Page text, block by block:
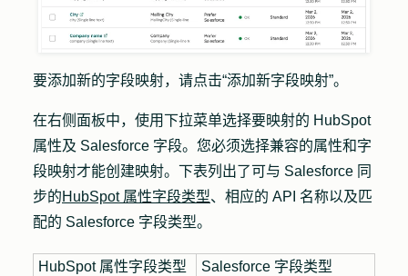
要添加新的字段映射，请点击“添加新字段映射”。
在右侧面板中，使用下拉菜单选择要映射的 HubSpot
属性及 Salesforce 字段。您必须选择兼容的属性和字
段映射才能创建映射。下表列出了可与 Salesforce 同
步的HubSpot 属性字段类型、相应的 API 名称以及匹
配的 Salesforce 字段类型。
HubSpot 属性字段类型
Salesforce 字段类型